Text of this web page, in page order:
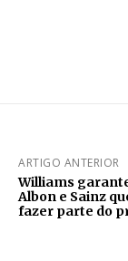
ARTIGO ANTERIOR
Williams
Albon e Sainz
fazer parte do